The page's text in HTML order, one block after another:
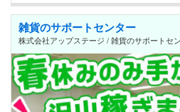
雑貨のサポートセンター
株式会社アップステージ / 雑貨のサポートセ